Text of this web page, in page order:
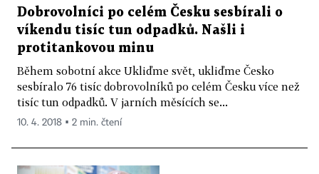
Dobrovolníci po celém Česku sesbírali o
víkendu tisíc tun odpadků. Našli i
protitankovou minu
Během sobotní akce Ukliďme svět, ukliďme Česko
sesbíralo 76 tisíc dobrovolníků po celém Česku více než
tisíc tun odpadků. V jarních měsících se...
10. 4. 2018 ▪ 2 min. čtení